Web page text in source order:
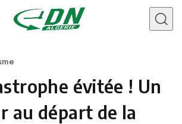
évitée ! Un
au départ de la